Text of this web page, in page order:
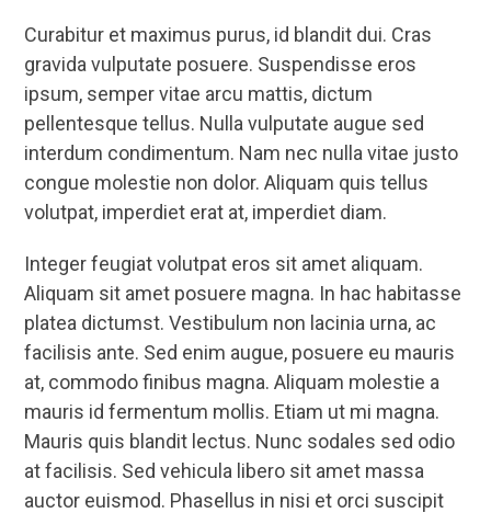
Curabitur et maximus purus, id blandit dui. Cras
gravida vulputate posuere. Suspendisse eros
ipsum, semper vitae arcu mattis, dictum
pellentesque tellus. Nulla vulputate augue sed
interdum condimentum. Nam nec nulla vitae justo
congue molestie non dolor. Aliquam quis tellus
volutpat, imperdiet erat at, imperdiet diam.
Integer feugiat volutpat eros sit amet aliquam.
Aliquam sit amet posuere magna. In hac habitasse
platea dictumst. Vestibulum non lacinia urna, ac
facilisis ante. Sed enim augue, posuere eu mauris
at, commodo finibus magna. Aliquam molestie a
mauris id fermentum mollis. Etiam ut mi magna.
Mauris quis blandit lectus. Nunc sodales sed odio
at facilisis. Sed vehicula libero sit amet massa
auctor euismod. Phasellus in nisi et orci suscipit